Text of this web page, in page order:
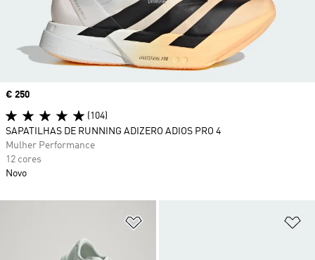
Price
€ 250
(104)
SAPATILHAS DE RUNNING ADIZERO ADIOS PRO 4
Mulher Performance
12 cores
Novo